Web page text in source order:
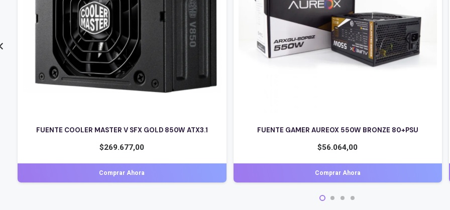
FUENTE GAMER AUREOX 550W BRONZE 80+PSU
$56.064,00
Comprar Ahora
FUENTE GAMER AUREOX 600W PSU ARXGP-600
$40.229,00
Comprar Ahora